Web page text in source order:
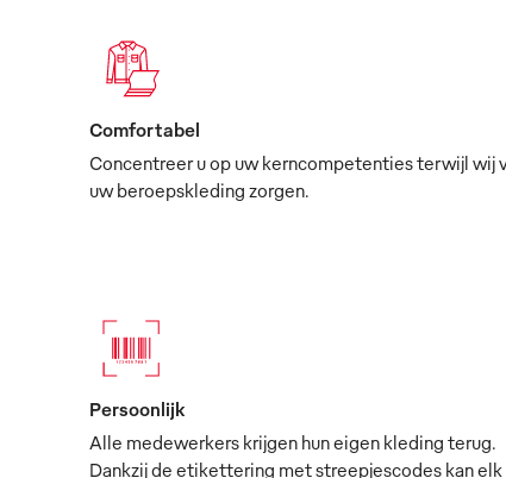
Comfortabel
Concentreer u op uw kerncompetenties terwijl wij
uw beroepskleding zorgen.
Persoonlijk
Alle medewerkers krijgen hun eigen kleding terug.
Dankzij de etikettering met streepjescodes kan elk